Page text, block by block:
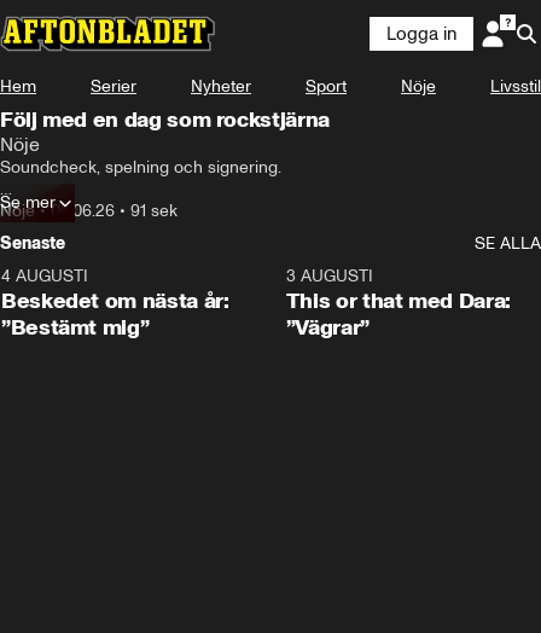
Logga in
Hem Serier Nyheter Sport Nöje Livsstil
Följ med en dag som rockstjärna
Nöje
Soundcheck, spelning och signering.
Följ med och se vad rockstjärnorna gör på Sweden Rock.
Nöje•05.06.26 • 91 sek
Se mer
Senaste
SE ALLA
4 AUGUSTI
Beskedet om nästa år:
”Bestämt mig”
3 AUGUSTI
This or that med Dara:
”Vägrar”